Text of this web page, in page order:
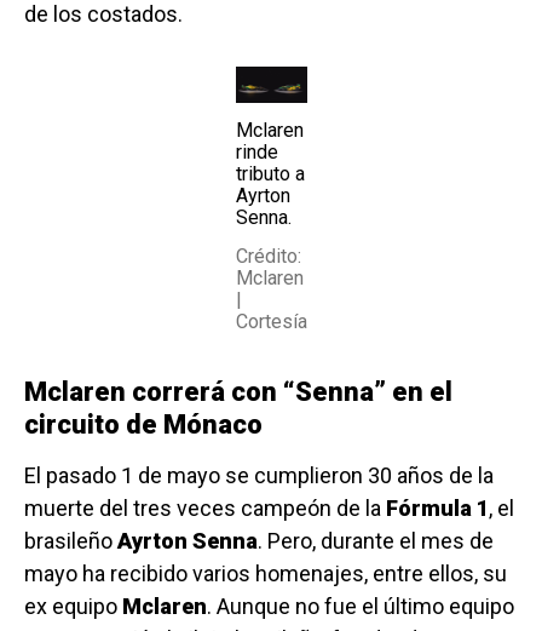
de los costados.
Mclaren
rinde
tributo a
Ayrton
Senna.
Crédito:
Mclaren
|
Cortesía
Mclaren correrá con “Senna” en el
circuito de Mónaco
El pasado 1 de mayo se cumplieron 30 años de la
muerte del tres veces campeón de la Fórmula 1, el
brasileñoAyrton Senna. Pero, durante el mes de
mayo ha recibido varios homenajes, entre ellos, su
ex equipo Mclaren. Aunque no fue el último equipo